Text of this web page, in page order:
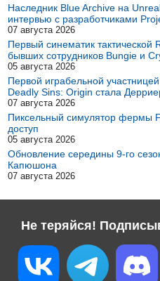
Наследник Blue Archive на
интервью с разработчиками
07 августа 2026
Первый синематик тактической
бывших сотрудников Bungie и
05 августа 2026
Первой играбельной
Deadly Sins: Origin стала
07 августа 2026
Пиксельный симулятор фермы
доступ
05 августа 2026
Обновление середины 9-го
Капюшона
07 августа 2026
Не теряйся!